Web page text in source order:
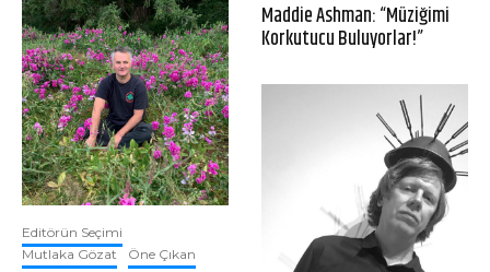
Editörün Seçimi
Mutlaka Gözat
Öne Çıkan
Maddie Ashman: “Müziğimi
Korkutucu Buluyorlar!”